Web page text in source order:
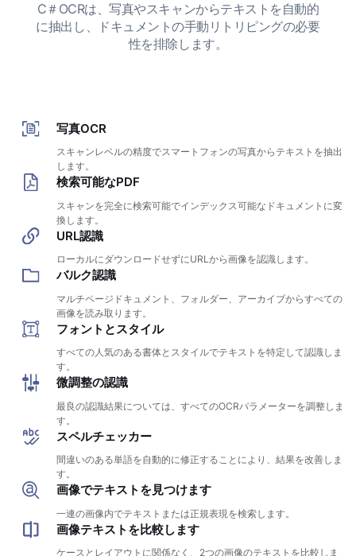
C＃OCRは、写真やスキャンからテキストを自動的
に抽出し、ドキュメントの手動リトリピングの必要
性を排除します。
写真OCR
スキャンレベルの精度でスマートフォンの写真からテキストを抽出
します。
検索可能なPDF
スキャンを完全に検索可能でインデックス可能なドキュメントに変
換します。
URL認識
ローカルにダウンロードせずにURLから画像を認識します。
バルク認識
マルチページドキュメント、フォルダー、アーカイブからすべての
画像を読み取ります。
フォントとスタイル
すべての人気のある書体とスタイルでテキストを特定して認識しま
す。
微調整の認識
最良の認識結果については、すべてのOCRパラメーターを調整しま
す。
スペルチェッカー
間違いのある単語を自動的に修正することにより、結果を改善しま
す。
画像でテキストを見つけます
一連の画像内でテキストまたは正規表現を検索します。
画像テキストを比較します
ケースとレイアウトに関係なく、2つの画像のテキストを比較しま